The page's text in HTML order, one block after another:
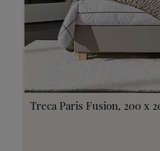
Treca Paris Fusion, 200 x